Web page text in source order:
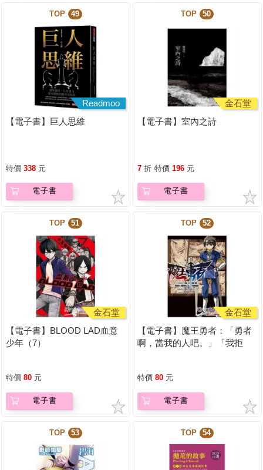
TOP 49
Readmoo
【電子書】巨人思維
特價 338 元
電子書
TOP 50
金石堂
【電子書】室內之詩
7 折 特價 196 元
電子書
TOP 51
金石堂
【電子書】BLOOD LAD血意
少年（7）
特價 80 元
電子書
TOP 52
金石堂
【電子書】魔王勇者：「勇者
啊，當我的人吧。」「我拒
特價 80 元
電子書
TOP 53 TOP 54